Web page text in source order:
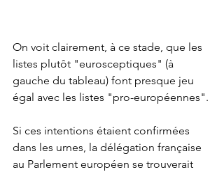
On voit clairement, à ce stade, que les
listes plutôt "eurosceptiques" (à
gauche du tableau) font presque jeu
égal avec les listes "pro-européennes".
Si ces intentions étaient confirmées
dans les urnes, la délégation française
au Parlement européen se trouverait